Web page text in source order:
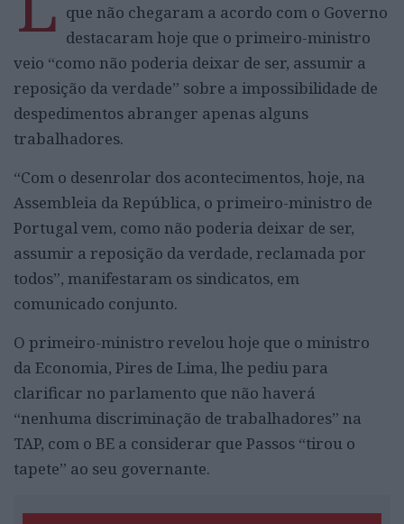
que não chegaram a acordo com o Governo
destacaram hoje que o primeiro-ministro
veio “como não poderia deixar de ser, assumir a
reposição da verdade” sobre a impossibilidade de
despedimentos abranger apenas alguns
trabalhadores.
“Com o desenrolar dos acontecimentos, hoje, na
Assembleia da República, o primeiro-ministro de
Portugal vem, como não poderia deixar de ser,
assumir a reposição da verdade, reclamada por
todos”, manifestaram os sindicatos, em
comunicado conjunto.
O primeiro-ministro revelou hoje que o ministro
da Economia, Pires de Lima, lhe pediu para
clarificar no parlamento que não haverá
“nenhuma discriminação de trabalhadores” na
TAP, com o BE a considerar que Passos “tirou o
tapete” ao seu governante.